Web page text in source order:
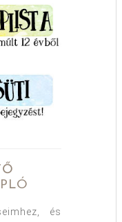
és